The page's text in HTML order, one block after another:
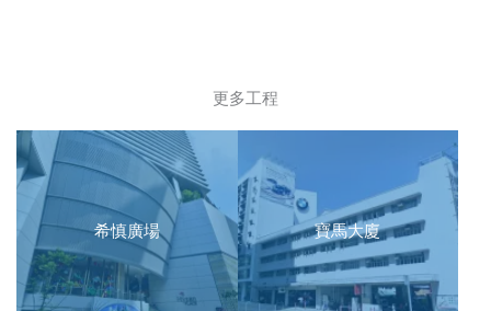
更多工程
希慎廣場 寶馬大廈